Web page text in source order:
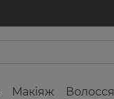
Макіяж Волосся